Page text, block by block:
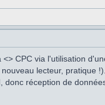
CPC via l'utilisation
lecteur,
réception de